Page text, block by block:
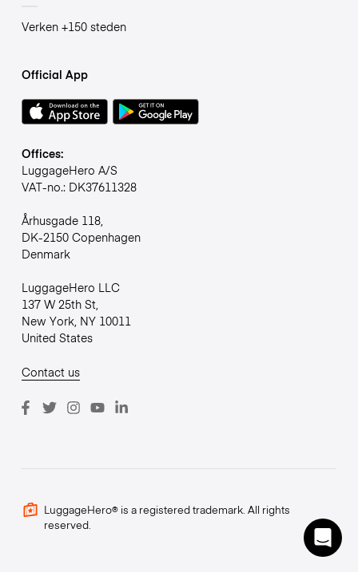
Verken +150 steden
Official App
Offices:
LuggageHero A/S
VAT-no.: DK37611328
Århusgade 118,
DK-2150 Copenhagen
Denmark
LuggageHero LLC
137 W 25th St,
New York, NY 10011
United States
Contact us
LuggageHero® is a registered trademark. All rights
reserved.